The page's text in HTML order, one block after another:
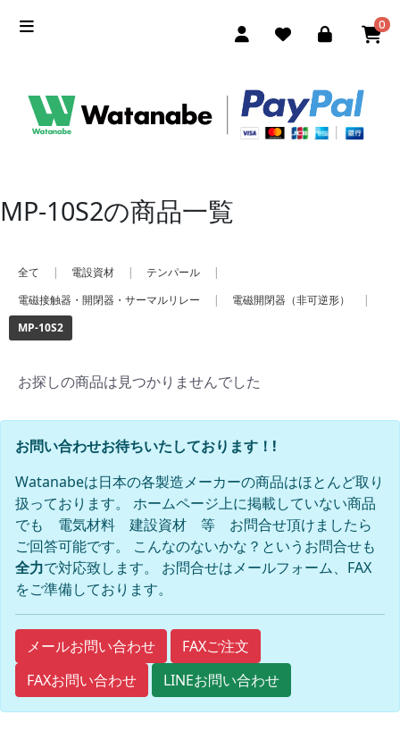
0
MP-10S2の商品一覧
全て | 電設資材 | テンパール
|
電磁接触器・開閉器・サーマルリレー
| 電磁開閉器（非可逆形）
|
MP-10S2
お探しの商品は見つかりませんでした
お問い合わせお待ちいたしております！!
Watanabeは日本の各製造メーカーの商品はほとんど取り
扱っております。 ホームページ上に掲載していない商品
でも 電気材料 建設資材 等 お問合せ頂けましたら
ご回答可能です。 こんなのないかな？というお問合せも
全力で対応致します。 お問合せはメールフォーム、FAX
をご準備しております。
メールお問い合わせ
FAXご注文
FAXお問い合わせ
LINEお問い合わせ